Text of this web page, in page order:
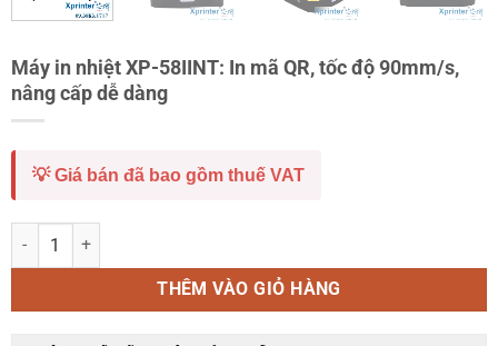
Máy in nhiệt XP-58IINT: In mã QR, tốc độ 90mm/s,
nâng cấp dễ dàng
💡 Giá bán đã bao gồm thuế VAT
Máy in nhiệt XP-58IINT: In mã QR, tốc độ 90mm/s, nâng cấp dễ dàng
THÊM VÀO GIỎ HÀNG